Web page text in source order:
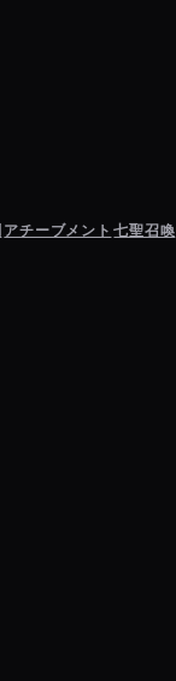
アチーブメント 七聖召喚